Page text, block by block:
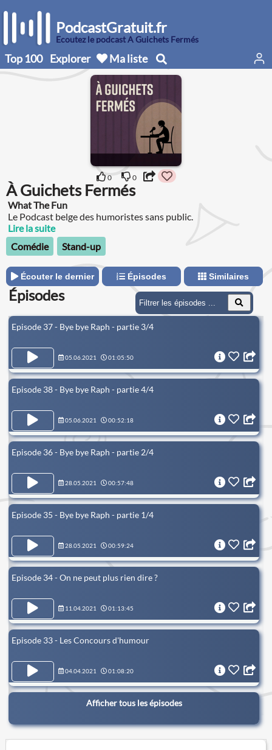
PodcastGratuit.fr
Écoutez le podcast À Guichets Fermés
Top 100 Explorer Ma liste
0 0
À Guichets Fermés
What The Fun
Le Podcast belge des humoristes sans public.
Lire la suite
Comédie
Stand-up
Écouter le dernier Épisodes Similaires
Épisodes
Episode 37 - Bye bye Raph - partie 3/4
05.06.2021 01:05:50
Episode 38 - Bye bye Raph - partie 4/4
05.06.2021 00:52:18
Episode 36 - Bye bye Raph - partie 2/4
28.05.2021 00:57:48
Episode 35 - Bye bye Raph - partie 1/4
28.05.2021 00:59:24
Episode 34 - On ne peut plus rien dire ?
11.04.2021 01:13:45
Episode 33 - Les Concours d'humour
04.04.2021 01:08:20
Afficher tous les épisodes